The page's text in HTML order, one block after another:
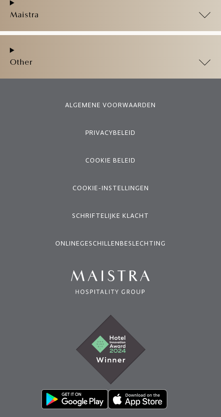
Maistra
Other
ALGEMENE VOORWAARDEN
PRIVACYBELEID
COOKIE BELEID
COOKIE-INSTELLINGEN
SCHRIFTELIJKE KLACHT
ONLINEGESCHILLENBESLECHTING